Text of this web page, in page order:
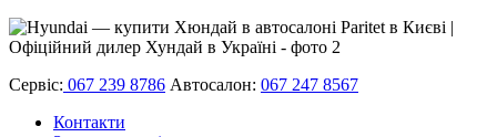
Сервіс: 067 239 8786 Автосалон: 067 247 8567
Контакти